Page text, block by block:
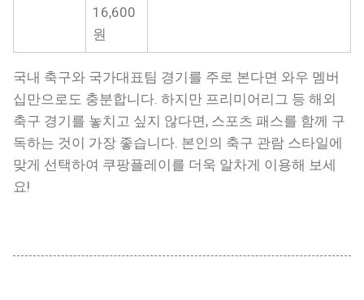
16,600
원
국내 축구와 국가대표팀 경기를 주로 본다면 와우 멤버
십만으로도 충분합니다. 하지만 프리미어리그 등 해외
축구 경기를 놓치고 싶지 않다면, 스포츠 패스를 함께 구
독하는 것이 가장 좋습니다. 본인의 축구 관람 스타일에
맞게 선택하여 쿠팡플레이를 더욱 알차게 이용해 보세
요!